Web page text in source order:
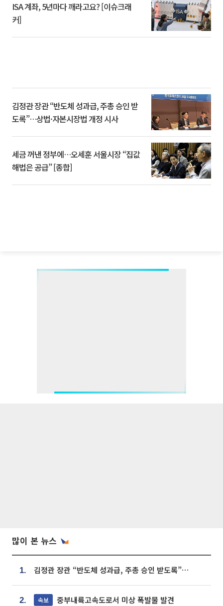
ISA 계좌, 5년마다 깨라고요? [이슈크래
커]
김정관 장관 “반도체 성과급, 주총 승인 받
도록”…상법·자본시장법 개정 시사
세금 꺼낸 정부에…오세훈 서울시장 “집값
해법은 공급” [종합]
많이 본 뉴스
1. 김정관 장관 “반도체 성과급, 주총 승인 받도록”…상법·자본시장법 개정 시사
2. 속보 중부내륙고속도로서 미상 폭발물 발견